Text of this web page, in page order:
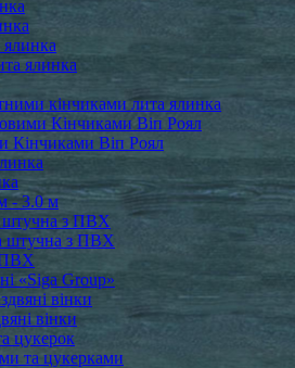
ялинка
кінчиками лита ялинка
Кінчиками Віп Роял
Кінчиками Віп Роял
- 3.0 м
штучна з ПВХ
штучна з ПВХ
ПВХ
«Siga Group»
вінки
вінки
цукерок
та цукерками